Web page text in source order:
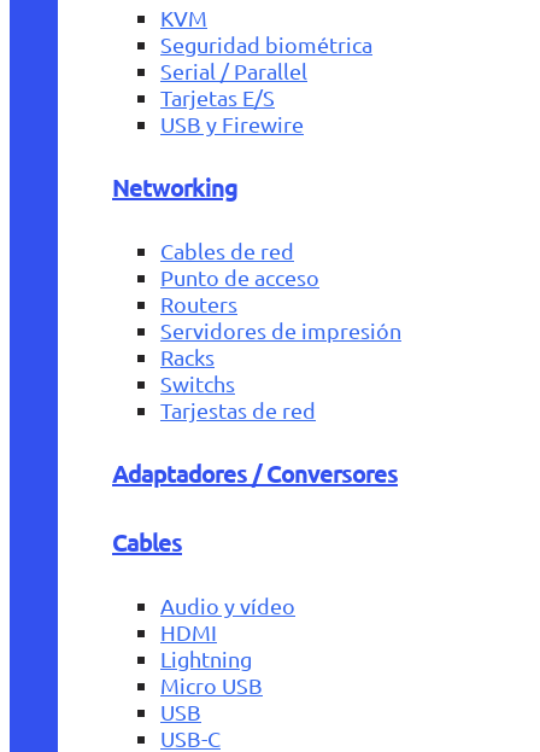
KVM
Seguridad biométrica
Serial / Parallel
Tarjetas E/S
USB y Firewire
Networking
Cables de red
Punto de acceso
Routers
Servidores de impresión
Racks
Switchs
Tarjestas de red
Adaptadores / Conversores
Cables
Audio y vídeo
HDMI
Lightning
Micro USB
USB
USB-C